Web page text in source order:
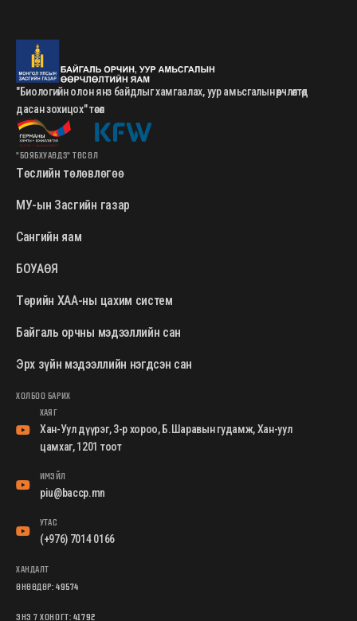
"Биологийн олон янз байдлыг хамгаалах, уур амьсгалын өөрчлөлтөд
дасан зохицох" төсөл
"БОЯБХУАӨДЗ" ТӨСӨЛ
Төслийн төлөвлөгөө
МУ-ын Засгийн газар
Сангийн яам
БОУАӨЯ
Төрийн ХАА-ны цахим систем
Байгаль орчны мэдээллийн сан
Эрх зүйн мэдээллийн нэгдсэн сан
ХОЛБОО БАРИХ
ХАЯГ
Хан-Уул дүүрэг, 3-р хороо, Б.Шаравын гудамж, Хан-уул
цамхаг, 1201 тоот
ИМЭЙЛ
piu@baccp.mn
УТАС
(+976) 7014 0166
ХАНДАЛТ
ӨНӨӨДӨР:49574
ЭНЭ 7 ХОНОГТ:41792